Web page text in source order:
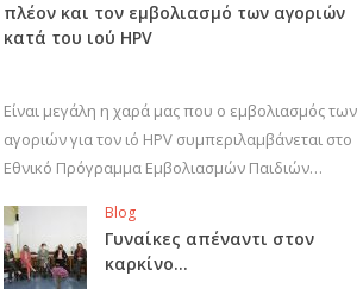
πλέον και τον εμβολιασμό των αγοριών
κατά του ιού HPV
Είναι μεγάλη η χαρά μας που ο εμβολιασμός των
αγοριών για τον ιό HPV συμπεριλαμβάνεται στο
Εθνικό Πρόγραμμα Εμβολιασμών Παιδιών…
Blog
Γυναίκες απέναντι στον
καρκίνο…